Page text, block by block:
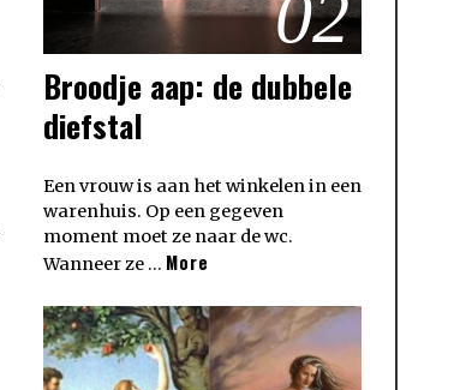
02
Broodje aap: de dubbele
diefstal
Een vrouw is aan het winkelen in een
warenhuis. Op een gegeven
moment moet ze naar de wc.
Wanneer ze … More